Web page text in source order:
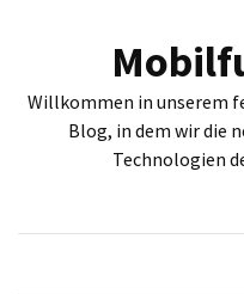
BEITRÄGE
Willkommen in unserem
Blog, in dem wir die
Technologien